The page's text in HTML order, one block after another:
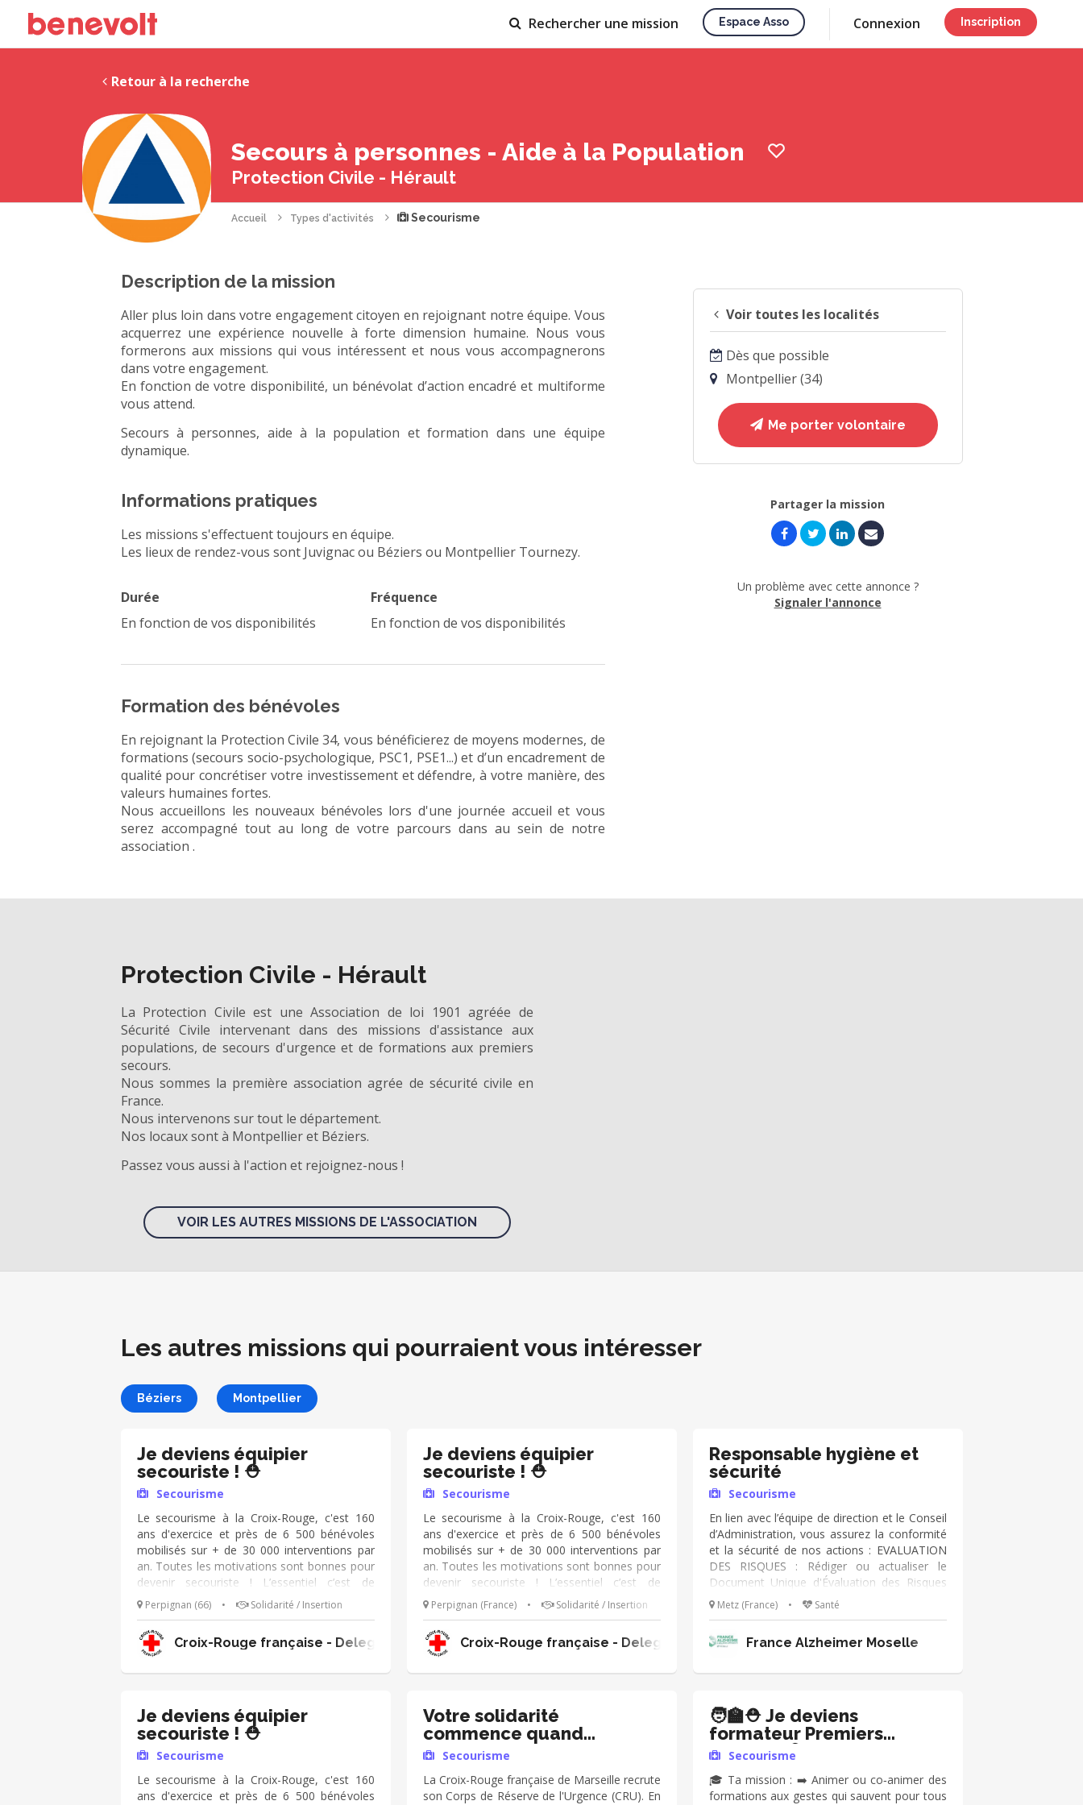
Rechercher une mission Espace Asso Connexion Inscription
Retour à la recherche
Secours à personnes - Aide à la Population
Protection Civile - Hérault
Accueil Types d'activités Secourisme
Description de la mission
Aller plus loin dans votre engagement citoyen en rejoignant notre équipe. Vous
acquerrez une expérience nouvelle à forte dimension humaine. Nous vous
formerons aux missions qui vous intéressent et nous vous accompagnerons
dans votre engagement.
En fonction de votre disponibilité, un bénévolat d’action encadré et multiforme
vous attend.
Secours à personnes, aide à la population et formation dans une équipe
dynamique.
Informations pratiques
Les missions s'effectuent toujours en équipe.
Les lieux de rendez-vous sont Juvignac ou Béziers ou Montpellier Tournezy.
Durée
En fonction de vos disponibilités
Fréquence
En fonction de vos disponibilités
Formation des bénévoles
En rejoignant la Protection Civile 34, vous bénéficierez de moyens modernes, de
formations (secours socio-psychologique, PSC1, PSE1...) et d’un encadrement de
qualité pour concrétiser votre investissement et défendre, à votre manière, des
valeurs humaines fortes.
Nous accueillons les nouveaux bénévoles lors d'une journée accueil et vous
serez accompagné tout au long de votre parcours dans au sein de notre
association .
Voir toutes les localités
Dès que possible
Montpellier (34)
Me porter volontaire
Partager la mission
Un problème avec cette annonce ?
Signaler l'annonce
Protection Civile - Hérault
La Protection Civile est une Association de loi 1901 agréée de
Sécurité Civile intervenant dans des missions d'assistance aux
populations, de secours d'urgence et de formations aux premiers
secours.
Nous sommes la première association agrée de sécurité civile en
France.
Nous intervenons sur tout le département.
Nos locaux sont à Montpellier et Béziers.
Passez vous aussi à l'action et rejoignez-nous !
VOIR LES AUTRES MISSIONS DE L'ASSOCIATION
Les autres missions qui pourraient vous intéresser
Béziers Montpellier
Je deviens équipier
secouriste ! ⛑️
Secourisme
Le secourisme à la Croix-Rouge, c'est 160
ans d'exercice et près de 6 500 bénévoles
mobilisés sur + de 30 000 interventions par
an. Toutes les motivations sont bonnes pour
devenir secouriste ! L’essentiel c’est de
s’engager 🙂 Sous la responsabilité d'un chef
d'équipe, vos missions sont : ➔ Assurer un
poste de secours lors d'évènements ➔
Prendre en charge des victimes en leur
apportant assistance et réconfort ➔
quotidien, situation d'urgence ou encore
catastrophe naturelle, vous faites preuve
d'adaptabilité, de rigueur, d'humanité et
d'altruisme. Vous vous reconnaissez dans ces
qualités ? Rejoignez-nous ! ⛑️
Perpignan (66) • Solidarité / Insertion
Croix-Rouge française - Delegation Territoriale des Pyrénées Orientales
Je deviens équipier
secouriste ! ⛑️
Secourisme
Le secourisme à la Croix-Rouge, c'est 160
ans d'exercice et près de 6 500 bénévoles
mobilisés sur + de 30 000 interventions par
an. Toutes les motivations sont bonnes pour
devenir secouriste ! L’essentiel c’est de
s’engager 🙂 Sous la responsabilité d'un chef
d'équipe, vos missions sont : ➔ Assurer un
poste de secours lors d'évènements ➔
Prendre en charge des victimes en leur
apportant assistance et réconfort ➔
quotidien, situation d'urgence ou encore
catastrophe naturelle, vous faites preuve
d'adaptabilité, de rigueur, d'humanité et
d'altruisme. Vous vous reconnaissez dans ces
qualités ? Rejoignez-nous ! ⛑️
Perpignan (France) • Solidarité / Insertion
Croix-Rouge française - Delegation Territoriale des Pyrénées Orientales
Responsable hygiène et
sécurité
Secourisme
En lien avec l’équipe de direction et le Conseil
d’Administration, vous assurez la conformité
et la sécurité de nos actions : EVALUATION
DES RISQUES : Rédiger ou actualiser le
Document Unique d'Évaluation des Risques
Professionnels (DUERP) en intégrant les
spécificités de l’accueil du public vulnérable
protocoles d'hygiène et de sécurité pour nos
SENSIBILISATION : Être le référent pour
répondre aux questions et sensibiliser aux
bons réflexes VISITES DE CONFORMITE :
Effectuer quelques heures de présence par
mois pour nous auditer
Metz (France) • Santé
France Alzheimer Moselle
Je deviens équipier
secouriste ! ⛑️
Secourisme
Le secourisme à la Croix-Rouge, c'est 160
ans d'exercice et près de 6 500 bénévoles
Votre solidarité
commence quand
l'Urgence frappe !
Secourisme
La Croix-Rouge française de Marseille recrute
son Corps de Réserve de l'Urgence (CRU). En
🧑‍🏫⛑️ Je deviens
formateur Premiers
Secours 🎓
Secourisme
🎓 Ta mission : ➡️ Animer ou co‑animer des
formations aux gestes qui sauvent pour tous